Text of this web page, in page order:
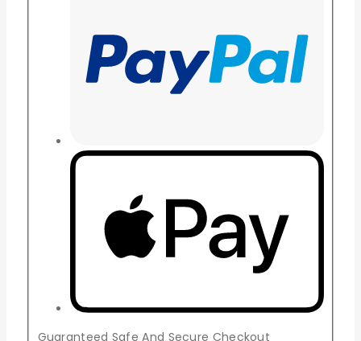
Guaranteed Safe And Secure Checkout